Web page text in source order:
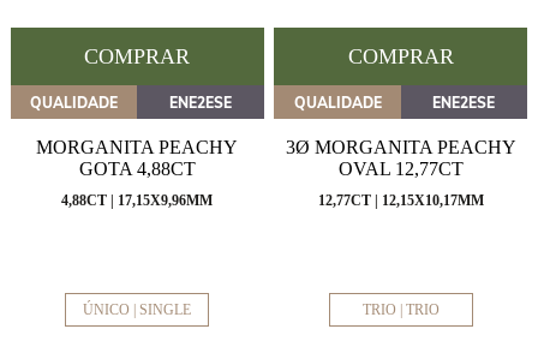
COMPRAR COMPRAR
QUALIDADE ENE2ESE
MORGANITA PEACHY
GOTA 4,88CT
4,88CT | 17,15X9,96MM
ÚNICO | SINGLE
QUALIDADE ENE2ESE
3Ø MORGANITA PEACHY
OVAL 12,77CT
12,77CT | 12,15X10,17MM
TRIO | TRIO